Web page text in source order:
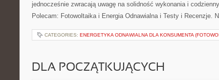
jednocześnie zwracają uwagę na solidność wykonania i
Polecam: Fotowoltaika i Energia Odnawialna i Testy i Recenzje.
CATEGORIES: ENERGETYKA ODNAWIALNA DLA KONSUMENTA
DLA POCZĄTKUJĄCYCH